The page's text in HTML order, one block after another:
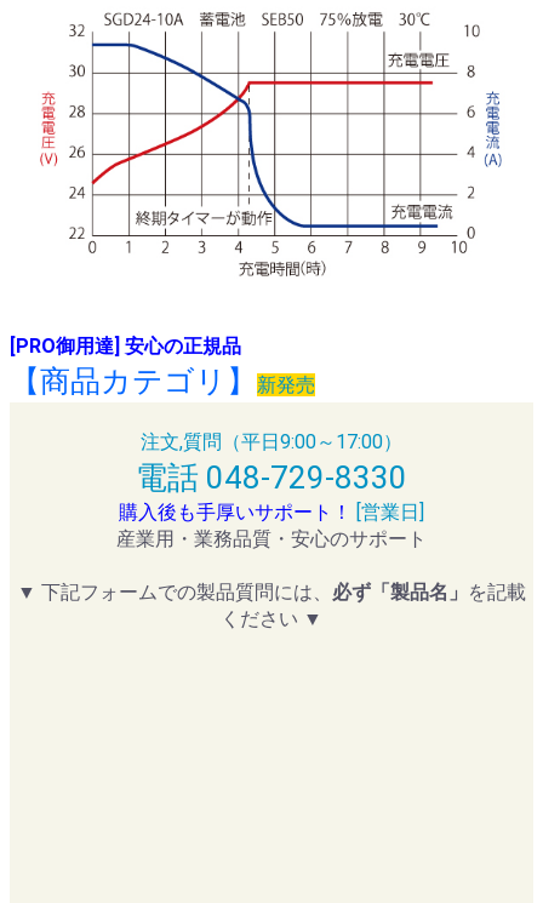
[PRO御用達] 安心の正規品
【商品カテゴリ】 新発売
注文,質問（平日9:00～17:00）
電話 048-729-8330
購入後も手厚いサポート！
[営業日]
産業用・業務品質・安心のサポート
▼ 下記フォームでの製品質問には、 必ず「製品名」 を記載
ください ▼